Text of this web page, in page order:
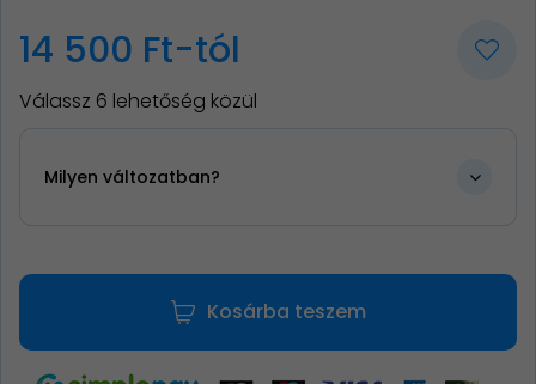
14 500 Ft-tól
Válassz 6 lehetőség közül
Milyen változatban?
Kosárba teszem